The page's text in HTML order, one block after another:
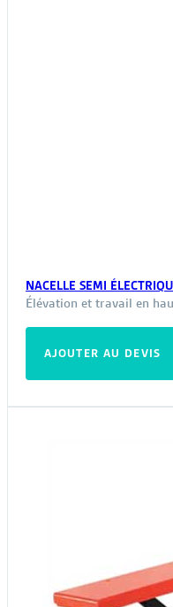
NACELLE SEMI
Élévation et travail en
AJOUTER AU DEVIS